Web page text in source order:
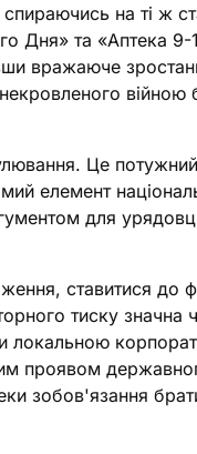
на ті ж
Дня» та «Аптека
вражаюче
Це
елемент
для
ставитися до
тиску значна
локальною
проявом
зобов'язання